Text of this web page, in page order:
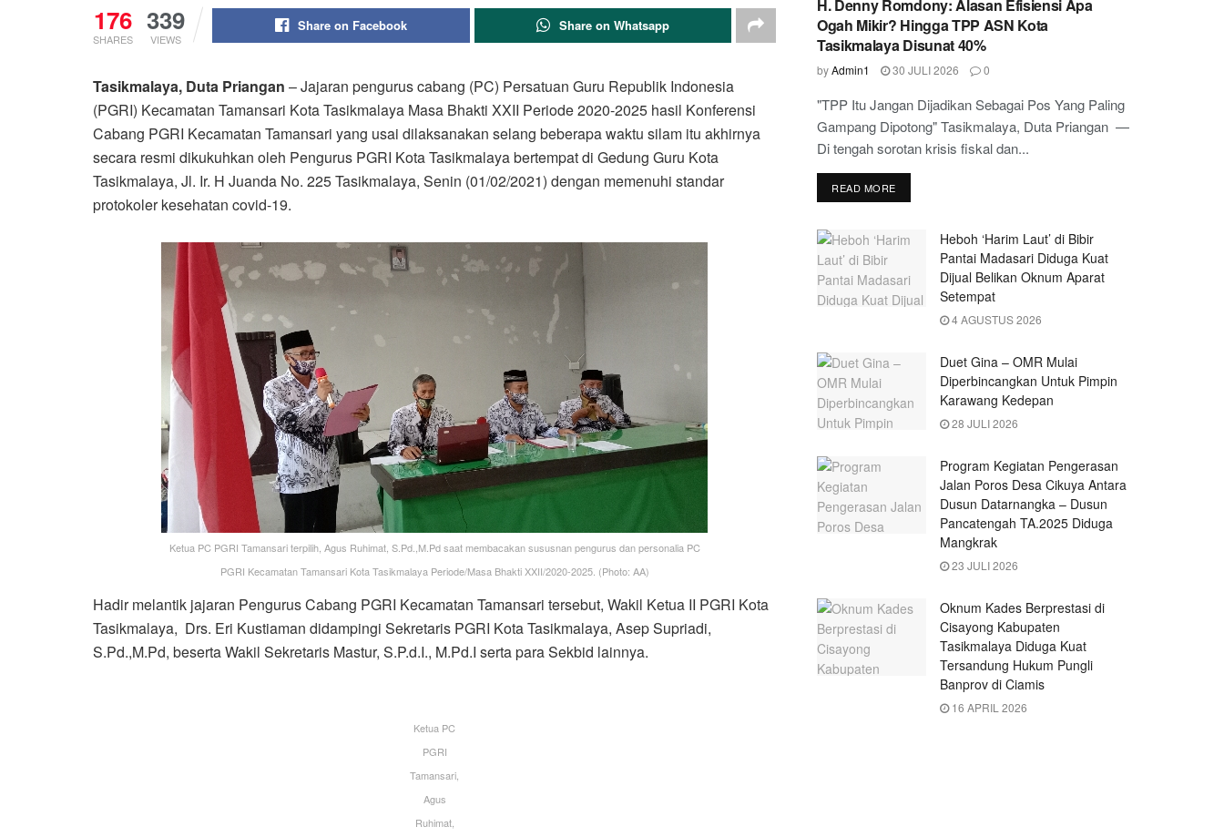
176
SHARES
339
VIEWS
Share on Facebook Share on Whatsapp
Tasikmalaya, Duta Priangan – Jajaran pengurus cabang (PC) Persatuan Guru Republik Indonesia
(PGRI) Kecamatan Tamansari Kota Tasikmalaya Masa Bhakti XXII Periode 2020-2025 hasil Konferensi
Cabang PGRI Kecamatan Tamansari yang usai dilaksanakan selang beberapa waktu silam itu akhirnya
secara resmi dikukuhkan oleh Pengurus PGRI Kota Tasikmalaya bertempat di Gedung Guru Kota
Tasikmalaya, Jl. Ir. H Juanda No. 225 Tasikmalaya, Senin (01/02/2021) dengan memenuhi standar
protokoler kesehatan covid-19.
Ketua PC PGRI Tamansari terpilih, Agus Ruhimat, S.Pd.,M.Pd saat membacakan sususnan pengurus dan personalia PC
PGRI Kecamatan Tamansari Kota Tasikmalaya Periode/Masa Bhakti XXII/2020-2025. (Photo: AA)
Hadir melantik jajaran Pengurus Cabang PGRI Kecamatan Tamansari tersebut, Wakil Ketua II PGRI Kota
Tasikmalaya, Drs. Eri Kustiaman didampingi Sekretaris PGRI Kota Tasikmalaya, Asep Supriadi,
S.Pd.,M.Pd, beserta Wakil Sekretaris Mastur, S.P.d.I., M.Pd.I serta para Sekbid lainnya.
Ketua PC
PGRI
Tamansari,
Agus
Ruhimat,
H. Denny Romdony: Alasan Efisiensi Apa
Ogah Mikir? Hingga TPP ASN Kota
Tasikmalaya Disunat 40%
byAdmin1 30 JULI 2026 0
"TPP Itu Jangan Dijadikan Sebagai Pos Yang Paling
Gampang Dipotong" Tasikmalaya, Duta Priangan —
Di tengah sorotan krisis fiskal dan...
READ MORE
Heboh ‘Harim Laut’ di Bibir
Pantai Madasari Diduga Kuat
Dijual Belikan Oknum Aparat
Setempat
4 AGUSTUS 2026
Duet Gina – OMR Mulai
Diperbincangkan Untuk Pimpin
Karawang Kedepan
28 JULI 2026
Program Kegiatan Pengerasan
Jalan Poros Desa Cikuya Antara
Dusun Datarnangka – Dusun
Pancatengah TA.2025 Diduga
Mangkrak
23 JULI 2026
Oknum Kades Berprestasi di
Cisayong Kabupaten
Tasikmalaya Diduga Kuat
Tersandung Hukum Pungli
Banprov di Ciamis
16 APRIL 2026